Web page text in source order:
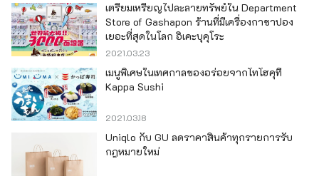
เตรียมเหรียญไปละลายทรัพย์ใน Department
Store of Gashapon ร้านที่มีเครื่องกาชาปอง
เยอะที่สุดในโลก อิเคะบุคุโระ
2021.03.23
เมนูพิเศษในเทศกาลของอร่อยจากโทโฮคุที่
Kappa Sushi
2021.03.18
Uniqlo กับ GU ลดราคาสินค้าทุกรายการรับ
กฎหมายใหม่